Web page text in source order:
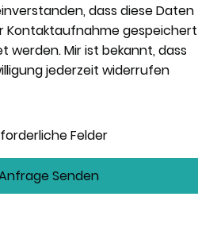
dass diese Daten
Kontaktaufnahme gespeichert
werden. Mir ist bekannt, dass
jederzeit widerrufen
Felder
Senden